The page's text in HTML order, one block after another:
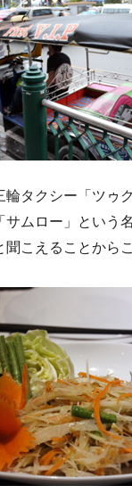
輪タクシー「ツゥ
サムロー」という
聞こえることから